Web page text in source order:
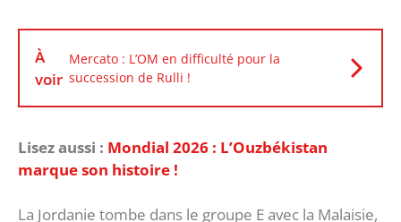
À
voir
Mercato : L’OM en difficulté pour la
succession de Rulli !
Lisez aussi : Mondial 2026 : L’Ouzbékistan
marque son histoire !
La Jordanie tombe dans le groupe E avec la Malaisie,